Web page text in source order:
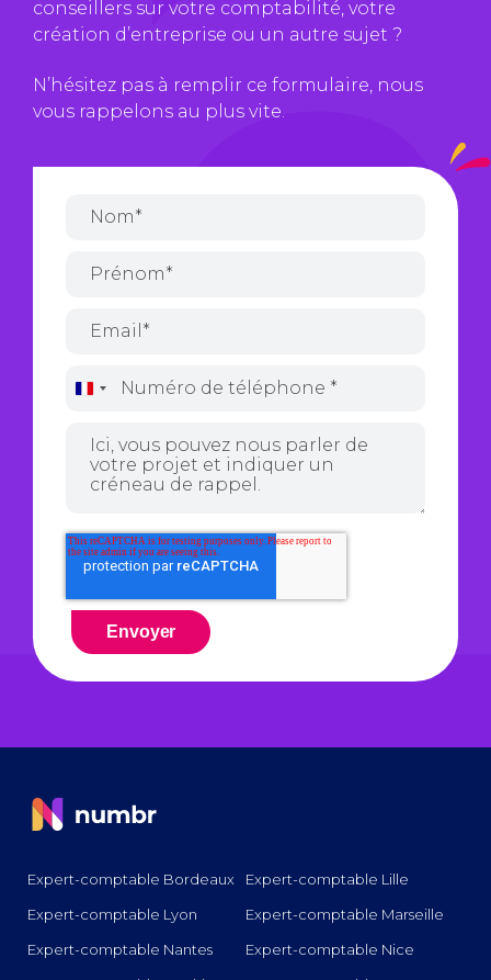
conseillers sur votre comptabilité, votre
création d’entreprise ou un autre sujet ?
N’hésitez pas à remplir ce formulaire, nous
vous rappelons au plus vite.
France
Expert-comptable Bordeaux
Expert-comptable Lille
Expert-comptable Lyon
Expert-comptable Marseille
Expert-comptable Nantes
Expert-comptable Nice